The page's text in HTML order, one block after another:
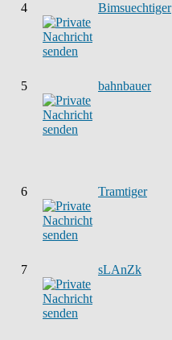
4 Bimsuechtiger
5 bahnbauer
6 Tramtiger
7 sLAnZk